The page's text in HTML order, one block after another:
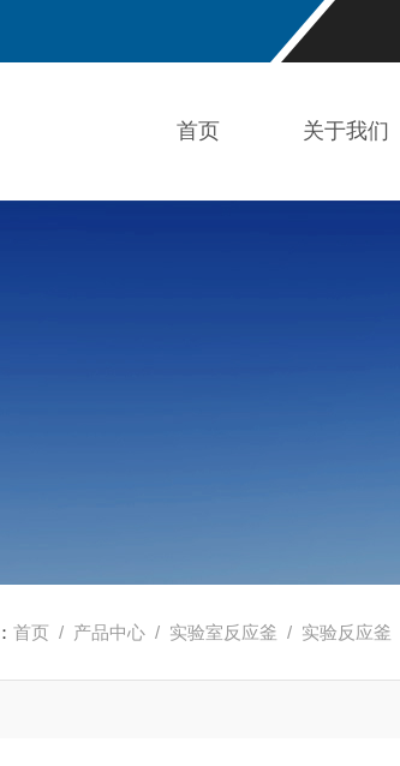
首页 关于我们
首页 / 产品中心 / 实验室反应釜 / 实验反应釜